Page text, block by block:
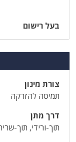
בעל רישום
צורת מינון
תמיסה להזרקה
דרך מתן
תוך-ורידי, תוך-